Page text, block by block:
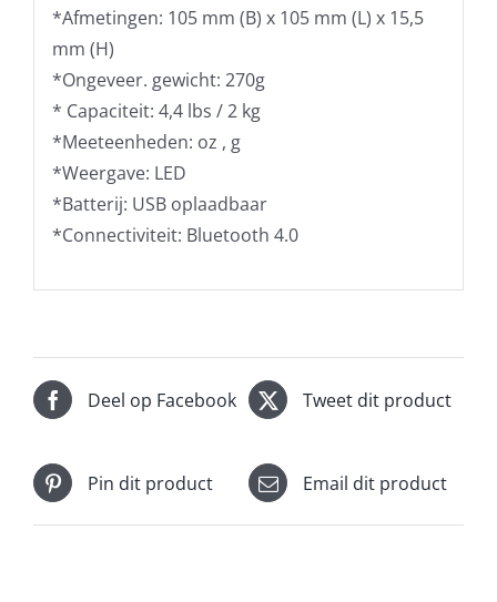
*Afmetingen: 105 mm (B) x 105 mm (L) x 15,5
mm (H)
*Ongeveer. gewicht: 270g
* Capaciteit: 4,4 lbs / 2 kg
*Meeteenheden: oz , g
*Weergave: LED
*Batterij: USB oplaadbaar
*Connectiviteit: Bluetooth 4.0
Deel op Facebook Tweet dit product
Pin dit product Email dit product